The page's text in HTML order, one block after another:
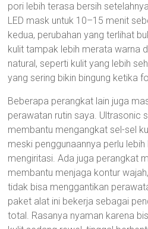
pori lebih terasa bersih
LED mask untuk 10–15 menit
kedua, perubahan yang terlihat
kulit tampak lebih merata warna
natural, seperti kulit yang lebih
yang sering bikin bingung ketika
Beberapa perangkat lain juga
perawatan rutin saya. Ultrasonic
membantu mengangkat sel-sel
meski penggunaannya perlu
mengiritasi. Ada juga perangkat
membantu menjaga kontur
tidak bisa menggantikan
paket alat ini bekerja sebagai
total. Rasanya nyaman karena